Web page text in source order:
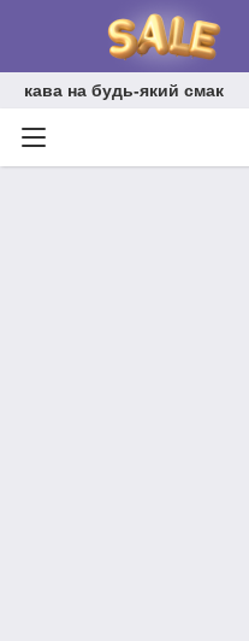
кава на будь-який смак